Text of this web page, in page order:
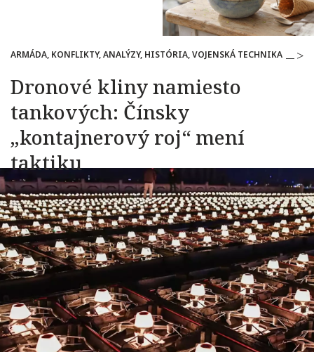
ARMÁDA, KONFLIKTY, ANALÝZY, HISTÓRIA, VOJENSKÁ TECHNIKA